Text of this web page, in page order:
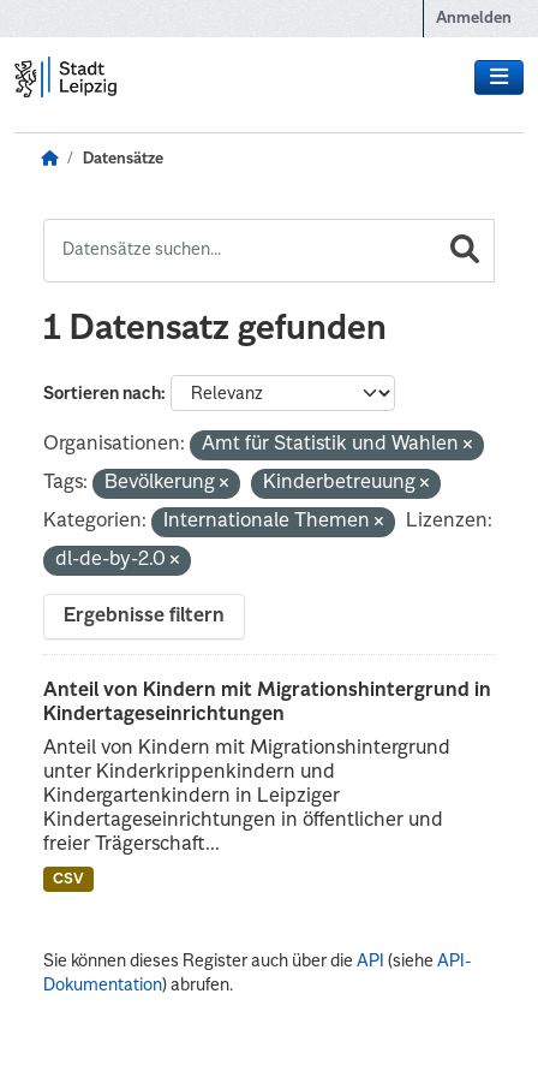
Anmelden
Datensätze
1 Datensatz gefunden
Sortieren nach
Organisationen:
Amt für Statistik und Wahlen
Tags:
Bevölkerung
Kinderbetreuung
Kategorien:
Internationale Themen
Lizenzen:
dl-de-by-2.0
Ergebnisse filtern
Anteil von Kindern mit Migrationshintergrund in
Kindertageseinrichtungen
Anteil von Kindern mit Migrationshintergrund
unter Kinderkrippenkindern und
Kindergartenkindern in Leipziger
Kindertageseinrichtungen in öffentlicher und
freier Trägerschaft...
CSV
Sie können dieses Register auch über dieAPI (sieheAPI-
Dokumentation) abrufen.